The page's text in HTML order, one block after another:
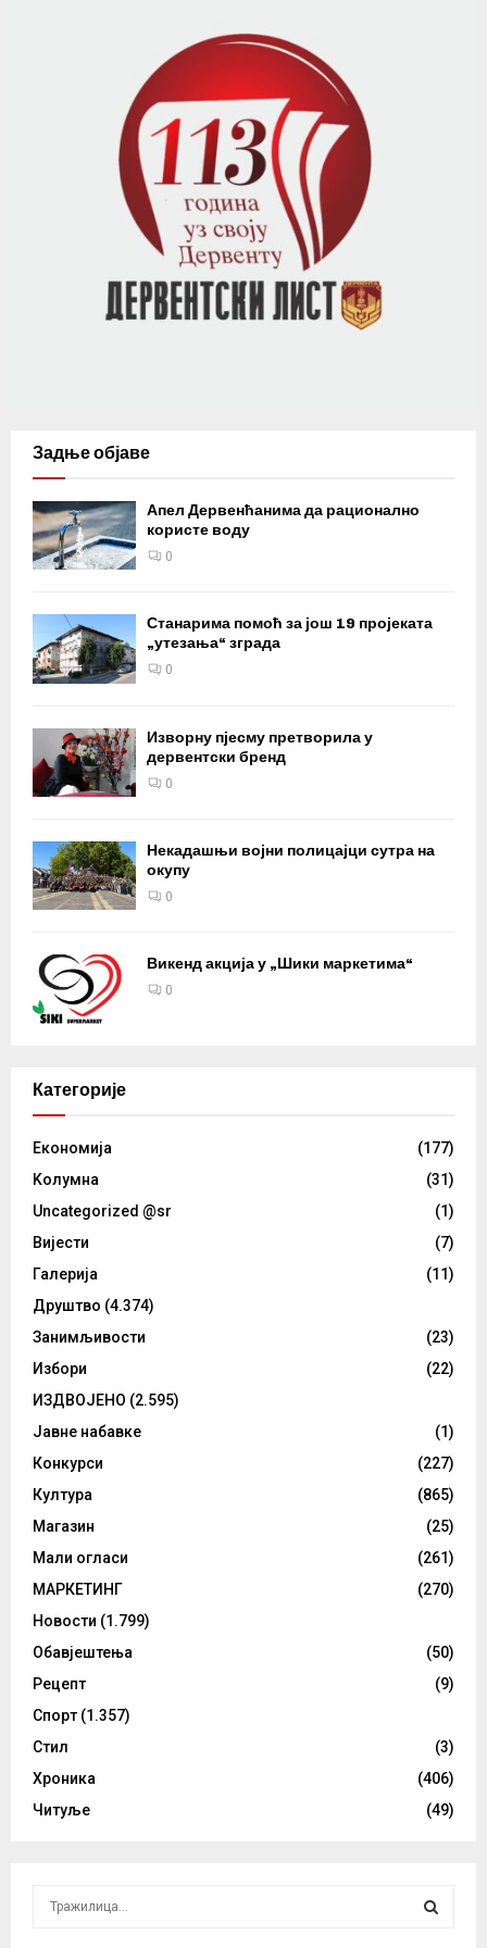
Задње објаве
Апел Дервенћанима да рационално
користе воду
0
Станарима помоћ за још 19 пројеката
„утезања“ зграда
0
Изворну пјесму претворила у
дервентски бренд
0
Некадашњи војни полицајци сутра на
окупу
0
Викенд акција у „Шики маркетима“
0
Категорије
Eкономија
(177)
Kолумнa
(31)
Uncategorized @sr
(1)
Вијести
(7)
Галерија
(11)
Друштво (4.374)
Занимљивости
(23)
Избори
(22)
ИЗДВОЈЕНО (2.595)
Јавне набавке
(1)
Конкурси
(227)
Култура
(865)
Магазин
(25)
Мали огласи
(261)
МАРКЕТИНГ
(270)
Новости (1.799)
Обавјештења
(50)
Рецепт
(9)
Спорт (1.357)
Стил
(3)
Хроника
(406)
Читуље
(49)